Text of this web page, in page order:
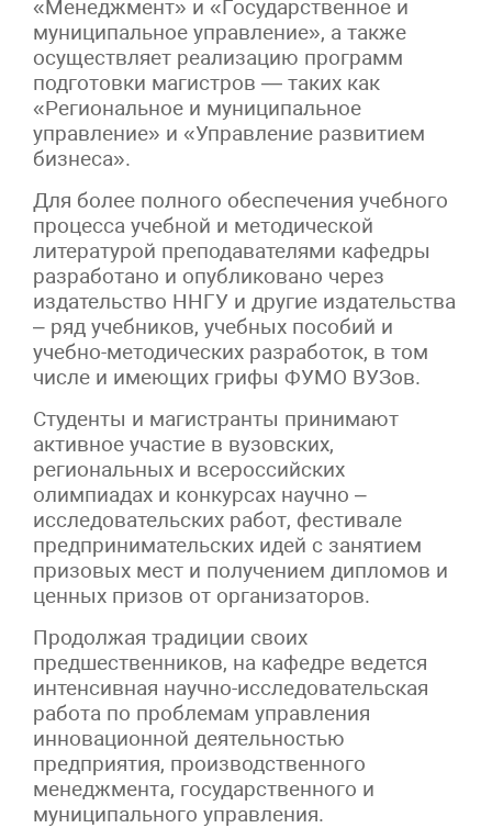
«Менеджмент» и «Государственное и
муниципальное управление», а также
осуществляет реализацию программ
подготовки магистров — таких как
«Региональное и муниципальное
управление» и «Управление развитием
бизнеса».
Для более полного обеспечения учебного
процесса учебной и методической
литературой преподавателями кафедры
разработано и опубликовано через
издательство ННГУ и другие издательства
– ряд учебников, учебных пособий и
учебно-методических разработок, в том
числе и имеющих грифы ФУМО ВУЗов.
Студенты и магистранты принимают
активное участие в вузовских,
региональных и всероссийских
олимпиадах и конкурсах научно –
исследовательских работ, фестивале
предпринимательских идей с занятием
призовых мест и получением дипломов и
ценных призов от организаторов.
Продолжая традиции своих
предшественников, на кафедре ведется
интенсивная научно-исследовательская
работа по проблемам управления
инновационной деятельностью
предприятия, производственного
менеджмента, государственного и
муниципального управления.